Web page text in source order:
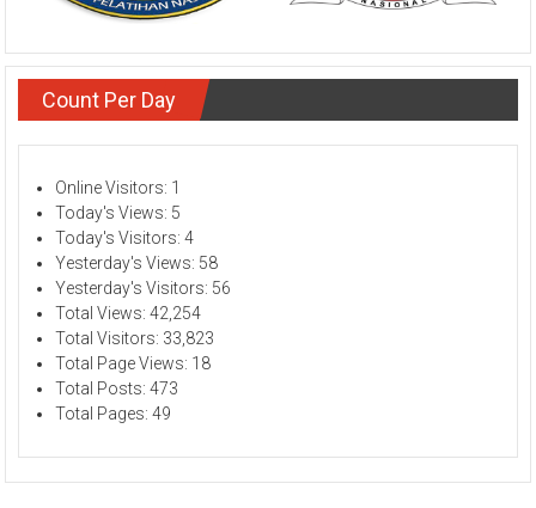
Count Per Day
Online Visitors: 1
Today's Views: 5
Today's Visitors:4
Yesterday's Views: 58
Yesterday's Visitors: 56
Total Views:42,254
Total Visitors: 33,823
Total Page Views: 18
Total Posts:473
Total Pages:49